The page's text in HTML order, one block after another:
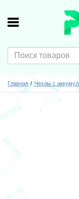
Главная Чехлы с